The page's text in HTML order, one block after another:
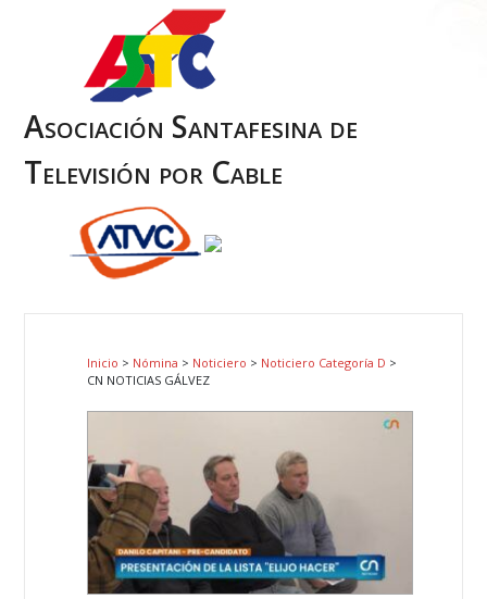
Asociación Santafesina de
Televisión por Cable
Inicio > Nómina > Noticiero > Noticiero Categoría D >
CN NOTICIAS GÁLVEZ